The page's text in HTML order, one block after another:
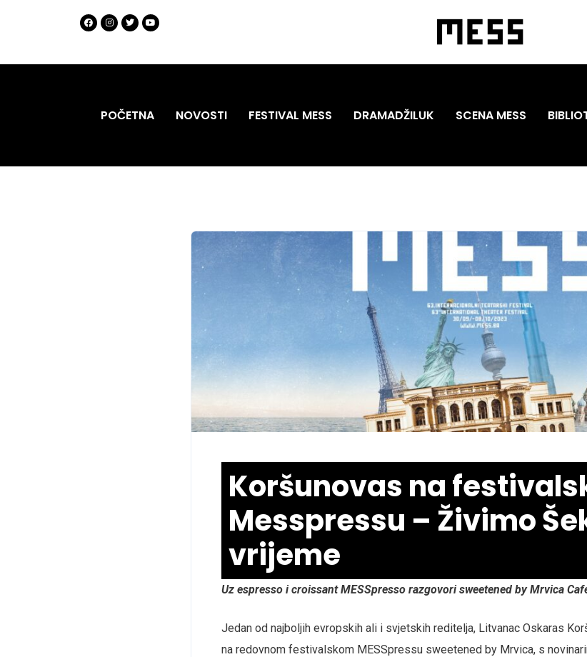
POČETNA NOVOSTI FESTIVAL MESS DRAMADŽILUK SCENA MESS
Koršunovas na
Messpressu – Živimo
vrijeme
Uz espresso i croissant MESSpresso razgovori sweetened by Mrvica
Jedan od najboljih evropskih ali i svjetskih reditelja, Litvanac Oskaras
na redovnom festivalskom MESSpressu sweetened by Mrvica, s